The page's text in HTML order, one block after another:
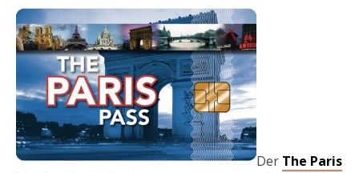
Der The Paris